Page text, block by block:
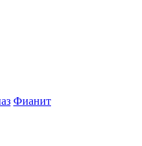
Фианит